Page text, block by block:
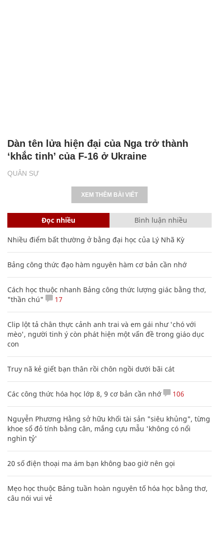
QUÂN SỰ
Dàn tên lửa hiện đại của Nga trở thành
‘khắc tinh’ của F-16 ở Ukraine
XEM THÊM BÀI VIẾT
Đọc nhiều Bình luận nhiều
Nhiều điểm bất thường ở bằng đại học của Lý Nhã Kỳ
Bảng công thức đạo hàm nguyên hàm cơ bản cần nhớ
Cách học thuộc nhanh Bảng công thức lượng giác bằng thơ,
"thần chú"
17
Clip lột tả chân thực cảnh anh trai và em gái như 'chó với
mèo', người tinh ý còn phát hiện một vấn đề trong giáo dục
con
Truy nã kẻ giết bạn thân rồi chôn ngồi dưới bãi cát
Các công thức hóa học lớp 8, 9 cơ bản cần nhớ 106
Nguyễn Phương Hằng sở hữu khối tài sản "siêu khủng", từng
khoe sổ đỏ tính bằng cân, mắng cựu mẫu 'không có nổi
nghìn tỷ'
20 số điện thoại ma ám bạn không bao giờ nên gọi
Mẹo học thuộc Bảng tuần hoàn nguyên tố hóa học bằng thơ,
câu nói vui vẻ